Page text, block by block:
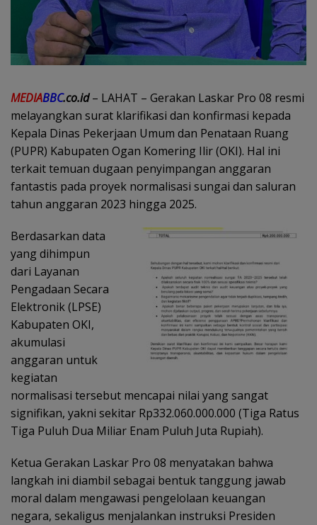
MEDIABBC.co.id– LAHAT – Gerakan Laskar Pro 08 resmi
melayangkan surat klarifikasi dan konfirmasi kepada
Kepala Dinas Pekerjaan Umum dan Penataan Ruang
(PUPR) Kabupaten Ogan Komering Ilir (OKI). Hal ini
terkait temuan dugaan penyimpangan anggaran
fantastis pada proyek normalisasi sungai dan saluran
tahun anggaran 2023 hingga 2025.
Berdasarkan data
yang dihimpun
dari Layanan
Pengadaan Secara
Elektronik (LPSE)
Kabupaten OKI,
akumulasi
anggaran untuk
kegiatan
normalisasi tersebut mencapai nilai yang sangat
signifikan, yakni sekitar Rp332.060.000.000 (Tiga Ratus
Tiga Puluh Dua Miliar Enam Puluh Juta Rupiah).
Ketua Gerakan Laskar Pro 08 menyatakan bahwa
langkah ini diambil sebagai bentuk tanggung jawab
moral dalam mengawasi pengelolaan keuangan
negara, sekaligus menjalankan instruksi Presiden